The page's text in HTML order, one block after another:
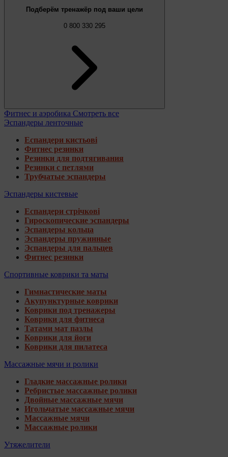
Подберём тренажёр под ваши цели
0 800 330 295
Фитнес и аэробика Смотреть все
Эспандеры ленточные
Еспандери кистьові
Фитнес резинки
Резинки для подтягивания
Резинки с петлями
Трубчатые эспандеры
Эспандеры кистевые
Еспандери стрічкові
Гироскопические эспандеры
Эспандеры кольца
Эспандеры пружинные
Эспандеры для пальцев
Фитнес резинки
Спортивные коврики та маты
Гимнастические маты
Акупунктурные коврики
Коврики под тренажеры
Коврики для фитнеса
Татами мат пазлы
Коврики для йоги
Коврики для пилатеса
Массажные мячи и ролики
Гладкие массажные ролики
Ребристые массажные ролики
Двойные массажные мячи
Игольчатые массажные мячи
Массажные мячи
Массажные ролики
Утяжелители